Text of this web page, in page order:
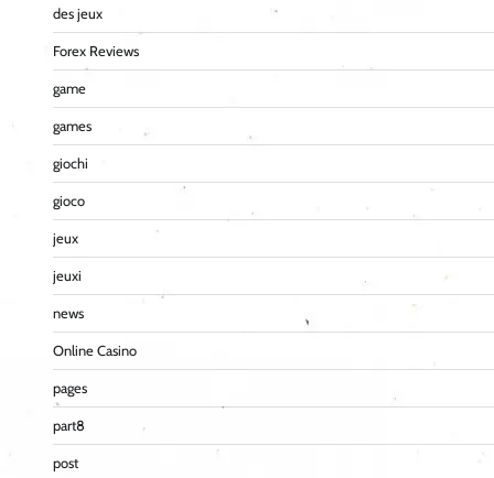
des jeux
Forex Reviews
game
games
giochi
gioco
jeux
jeuxi
news
Online Casino
pages
part8
post